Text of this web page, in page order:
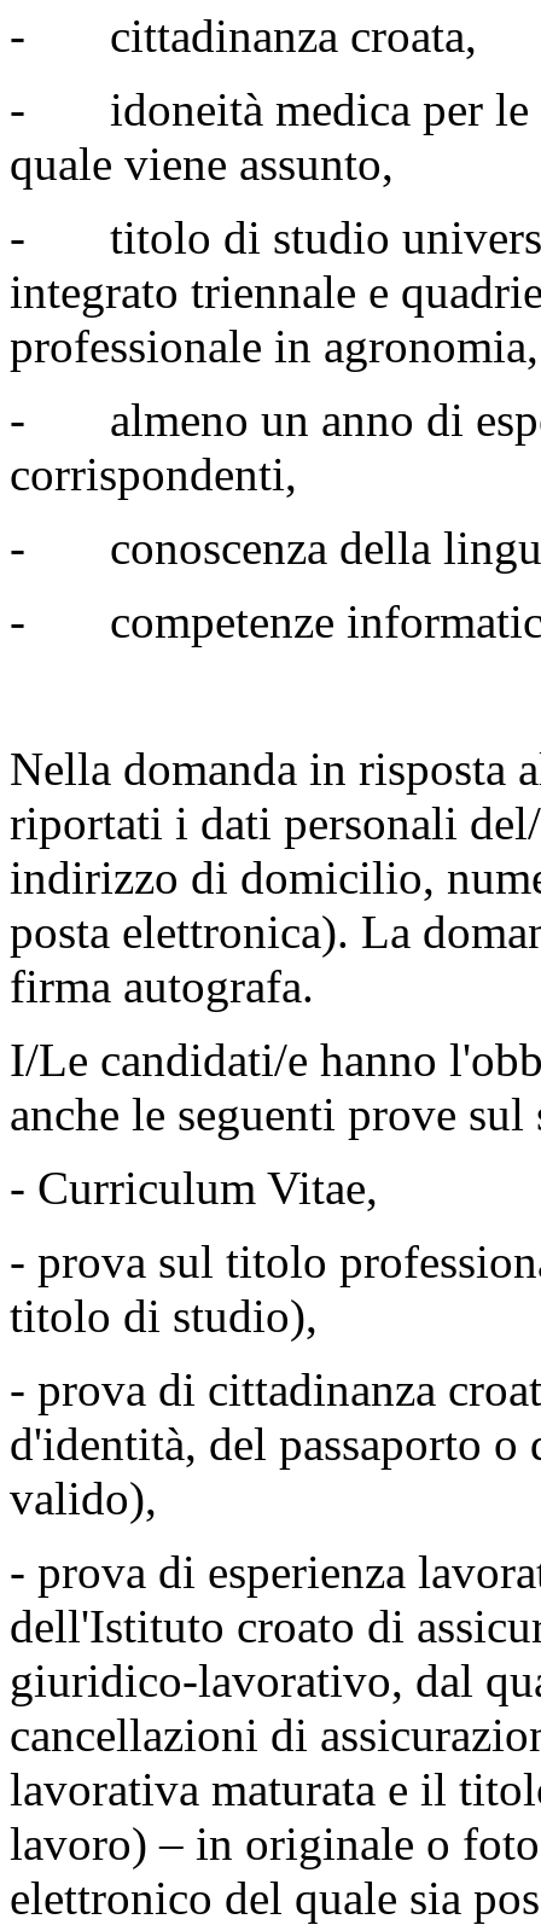
- cittadinanza croata,
- idoneità medica per le
quale viene assunto,
- titolo di studio
integrato triennale e
professionale in agronomia,
- almeno un anno di
corrispondenti,
- conoscenza della
- competenze
Nella domanda in risposta
riportati i dati personali
indirizzo di domicilio,
posta elettronica). La
firma autografa.
I/Le candidati/e hanno
anche le seguenti prove
- Curriculum Vitae,
- prova sul titolo
titolo di studio),
- prova di cittadinanza
d'identità, del passaporto
valido),
- prova di esperienza
dell'Istituto croato di
giuridico-lavorativo, dal
cancellazioni di
lavorativa maturata e il
lavoro) – in originale o
elettronico del quale sia